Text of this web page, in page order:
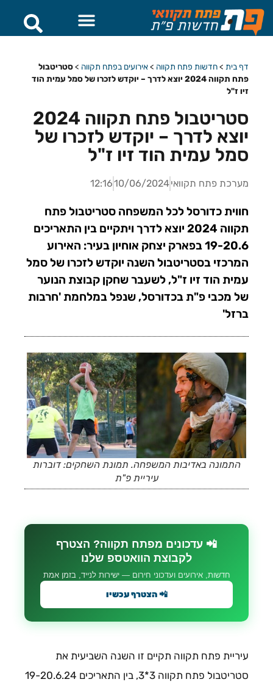
דף בית >חדשות פתח תקווה >אירועים בפתח תקווה >סטריטבול
פתח תקווה 2024 יוצא לדרך – יוקדש לזכרו של סמל עמית הוד
זיו ז"ל
סטריטבול פתח תקווה 2024
יוצא לדרך – יוקדש לזכרו של
סמל עמית הוד זיו ז"ל
מערכת פתח תקוואי10/06/2024
12:16
חווית כדורסל לכל המשפחה סטריטבול פתח
תקווה 2024 יוצא לדרך ויתקיים בין התאריכים
19-20.6 בפארק יצחק אוחיון בעיר: האירוע
המרכזי בסטריטבול השנה יוקדש לזכרו של סמל
עמית הוד זיו ז"ל, לשעבר שחקן קבוצת הנוער
של מכבי פ"ת בכדורסל, שנפל במלחמת 'חרבות
ברזל'
התמונה באדיבות המשפחה. תמונת השחקים: דוברות
עיריית פ"ת
📲 עדכונים מפתח תקווה? הצטרף
לקבוצת הוואטספ שלנו
חדשות, אירועים ועדכוני חירום — ישירות לנייד, בזמן אמת
📲 הצטרף עכשיו
עיריית פתח תקווה תקיים זו השנה השביעית את
סטריטבול פתח תקווה 3*3, בין התאריכים 19-20.6.24